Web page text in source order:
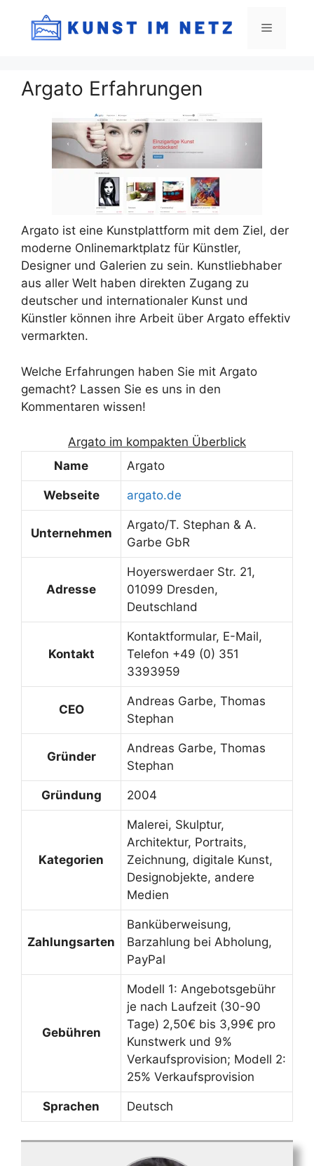
springen
Menü
Argato Erfahrungen
Argato ist eine Kunstplattform mit dem Ziel, der
moderne Onlinemarktplatz für Künstler,
Designer und Galerien zu sein. Kunstliebhaber
aus aller Welt haben direkten Zugang zu
deutscher und internationaler Kunst und
Künstler können ihre Arbeit über Argato effektiv
vermarkten.
Welche Erfahrungen haben Sie mit Argato
gemacht? Lassen Sie es uns in den
Kommentaren wissen!
Argato im kompakten Überblick
Name
Argato
Webseite argato.de
Unternehmen
Argato/T. Stephan & A.
Garbe GbR
Adresse
Hoyerswerdaer Str. 21,
01099 Dresden,
Deutschland
Kontakt
Kontaktformular, E-Mail,
Telefon +49 (0) 351
3393959
CEO
Andreas Garbe, Thomas
Stephan
Gründer
Andreas Garbe, Thomas
Stephan
Gründung 2004
Kategorien
Malerei, Skulptur,
Architektur, Portraits,
Zeichnung, digitale Kunst,
Designobjekte, andere
Medien
Zahlungsarten
Banküberweisung,
Barzahlung bei Abholung,
PayPal
Gebühren
Modell 1: Angebotsgebühr
je nach Laufzeit (30-90
Tage) 2,50€ bis 3,99€ pro
Kunstwerk und 9%
Verkaufsprovision; Modell 2:
25% Verkaufsprovision
Sprachen Deutsch